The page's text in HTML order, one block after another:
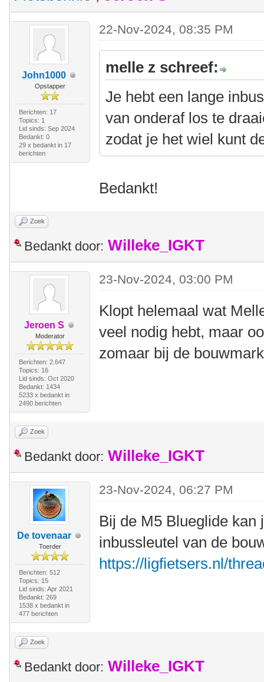
John1000
Opstapper
Berichten: 17
Topics: 1
Lid sinds: Sep 2024
Bedankt: 0
29 x bedankt in 17
berichten
22-Nov-2024, 08:35 PM
melle z schreef:
Je hebt een lange
van onderaf los te
zodat je het wiel kunt
Bedankt!
Zoek
Bedankt door: Willeke_IGKT
Jeroen S
Moderator
Berichten: 2.647
Topics: 16
Lid sinds: Oct 2020
Bedankt: 1434
5233 x bedankt in
2490 berichten
23-Nov-2024, 03:00 PM
Klopt helemaal wat
veel nodig hebt, maar
zomaar bij de
Zoek
Bedankt door: Willeke_IGKT
De tovenaar
Toerder
Berichten: 512
Topics: 15
Lid sinds: Apr 2021
Bedankt: 269
1538 x bedankt in
477 berichten
23-Nov-2024, 06:27 PM
Bij de M5 Blueglide kan
inbussleutel van de
https://ligfietsers.nl/
Zoek
Bedankt door: Willeke_IGKT